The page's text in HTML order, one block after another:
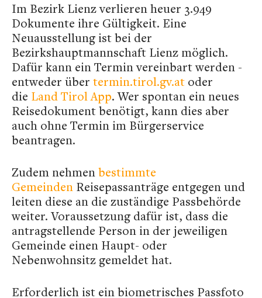
Im Bezirk Lienz verlieren heuer 3.949
Dokumente ihre Gültigkeit. Eine
Neuausstellung ist bei der
Bezirkshauptmannschaft Lienz möglich.
Dafür kann ein Termin vereinbart werden -
entweder über termin.tirol.gv.at oder
die Land Tirol App. Wer spontan ein neues
Reisedokument benötigt, kann dies aber
auch ohne Termin im Bürgerservice
beantragen.
Zudem nehmenbestimmte
Gemeinden Reisepassanträge entgegen und
leiten diese an die zuständige Passbehörde
weiter. Voraussetzung dafür ist, dass die
antragstellende Person in der jeweiligen
Gemeinde einen Haupt- oder
Nebenwohnsitz gemeldet hat.
Erforderlich ist ein biometrisches Passfoto